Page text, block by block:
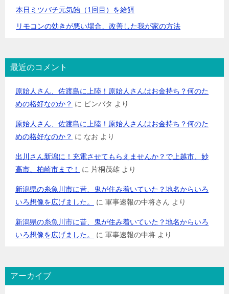
本日ミツバチ元気飴（1回目）を給餌
リモコンの効きが悪い場合、改善した我が家の方法
最近のコメント
原始人さん、佐渡島に上陸！原始人さんはお金持ち？何のた
めの格好なのか？ に ピンバタ より
原始人さん、佐渡島に上陸！原始人さんはお金持ち？何のた
めの格好なのか？ に なお より
出川さん新潟に！充電させてもらえませんか？で上越市、妙
高市、柏崎市まで！
に 片桐茂雄 より
新潟県の糸魚川市に昔、鬼が住み着いていた？地名からいろ
いろ想像を広げました。
に 軍事速報の中将さん より
新潟県の糸魚川市に昔、鬼が住み着いていた？地名からいろ
いろ想像を広げました。
に 軍事速報の中将 より
アーカイブ